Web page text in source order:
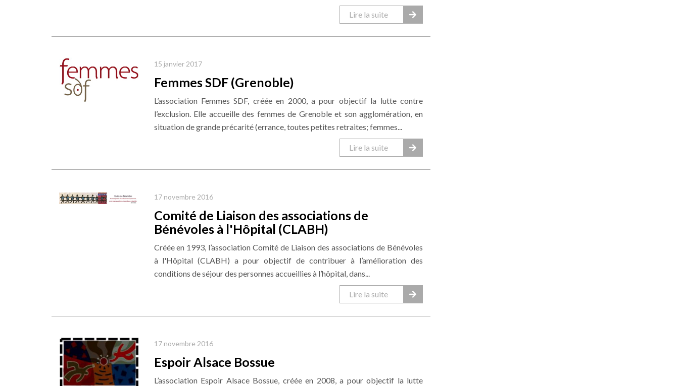
Lire la suite
15 janvier 2017
Femmes SDF (Grenoble)
L’association Femmes SDF, créée en 2000, a pour objectif la lutte contre
l’exclusion. Elle accueille des femmes de Grenoble et son agglomération, en
situation de grande précarité (errance, toutes petites retraites; femmes...
Lire la suite
17 novembre 2016
Comité de Liaison des associations de
Bénévoles à l'Hôpital (CLABH)
Créée en 1993, l’association Comité de Liaison des associations de Bénévoles
à l'Hôpital (CLABH) a pour objectif de contribuer à l’amélioration des
conditions de séjour des personnes accueillies à l’hôpital, dans...
Lire la suite
17 novembre 2016
Espoir Alsace Bossue
L’association Espoir Alsace Bossue, créée en 2008, a pour objectif la lutte